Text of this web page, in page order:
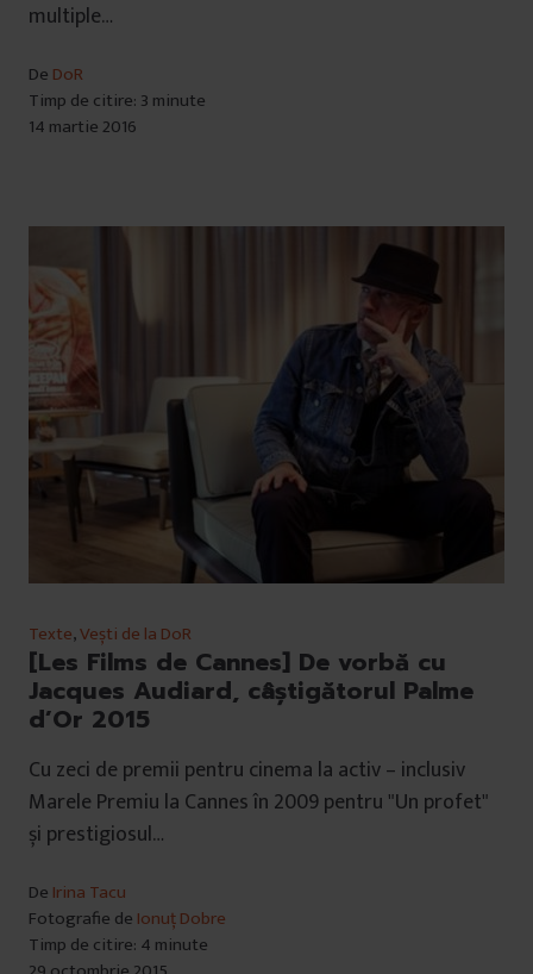
multiple…
De DoR
Timp de citire: 3 minute
14 martie 2016
Texte,Vești de la DoR
[Les Films de Cannes] De vorbă cu
Jacques Audiard, câștigătorul Palme
d’Or 2015
Cu zeci de premii pentru cinema la activ – inclusiv
Marele Premiu la Cannes în 2009 pentru "Un profet"
și prestigiosul…
De Irina Tacu
Fotografie de Ionuț Dobre
Timp de citire: 4 minute